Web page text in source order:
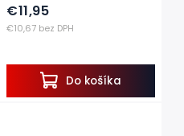
€10,67 bez DPH
€11,95
Do košíka